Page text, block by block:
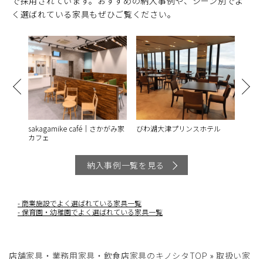
く選ばれている家具もぜひご覧ください。
sakagamike café｜さかがみ家
カフェ
びわ湖大津プリンスホテル
納入事例一覧を見る
商業施設でよく選ばれている家具一覧
保育園・幼稚園でよく選ばれている家具一覧
店舗家具・業務用家具・飲食店家具のキノシタTOP » 取扱い家